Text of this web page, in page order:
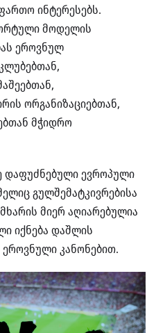
ინტერესებს.
მოდელის
ეროვნულ
ორგანიზაციებთან,
მჭიდრო
დაფუძნებული ევროპული
გულშემატკივრებისა
მიერ აღიარებულია
იქნება დაშლის
კანონებით.